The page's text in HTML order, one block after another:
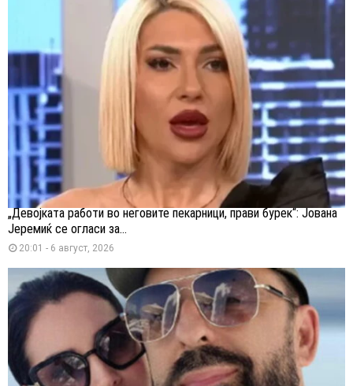
„Девојката работи во неговите пекарници, прави бурек“: Јована
Јеремиќ се огласи за...
20:01 - 6 август, 2026